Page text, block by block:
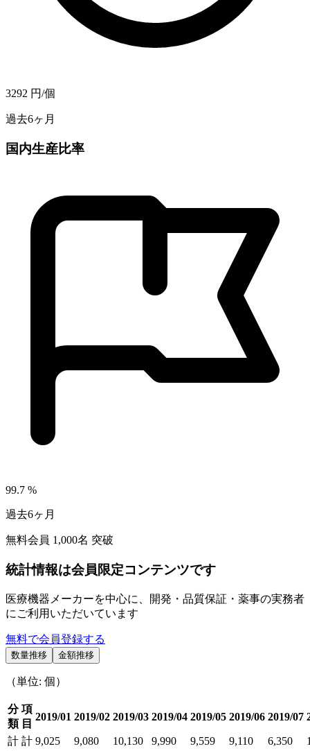
3292 円/個
過去6ヶ月
国内生産比率
99.7 %
過去6ヶ月
無料会員 1,000名 突破
統計情報は会員限定コンテンツです
医療機器メーカーを中心に、開発・品質保証・薬事の実務者
にご利用いただいています
無料で会員登録する
数量推移 金額推移
（単位: 個）
分
類
項
目
2019/01 2019/02 2019/03 2019/04 2019/05 2019/06 2019/07
計 計 9,025 9,080 10,130 9,990 9,559 9,110 6,350